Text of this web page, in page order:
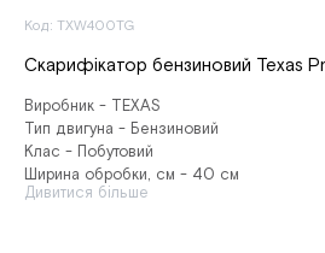
Код: TXW400TG
Скарифікатор бензиновий Texas
Виробник - TEXAS
Тип двигуна - Бензиновий
Клас - Побутовий
Ширина обробки, см - 40 см
Дивитися більше